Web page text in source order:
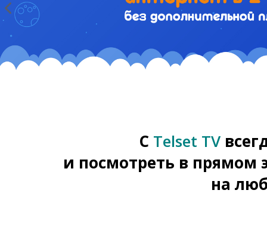
С Telset TV
и посмотреть в прямом
на